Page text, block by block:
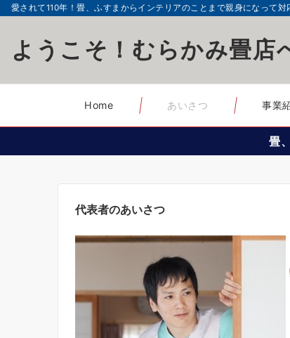
愛されて110年！畳、ふすまからインテリアのことまで親身になって対
ようこそ！むらかみ畳店
Home あいさつ 事業
畳
代表者のあいさつ